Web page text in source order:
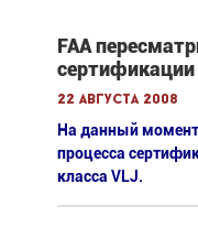
FAA
сертификации
22 августа 2008
На данный момент
процесса
класса VLJ.